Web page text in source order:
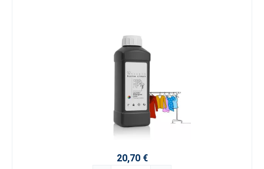
20,70 €